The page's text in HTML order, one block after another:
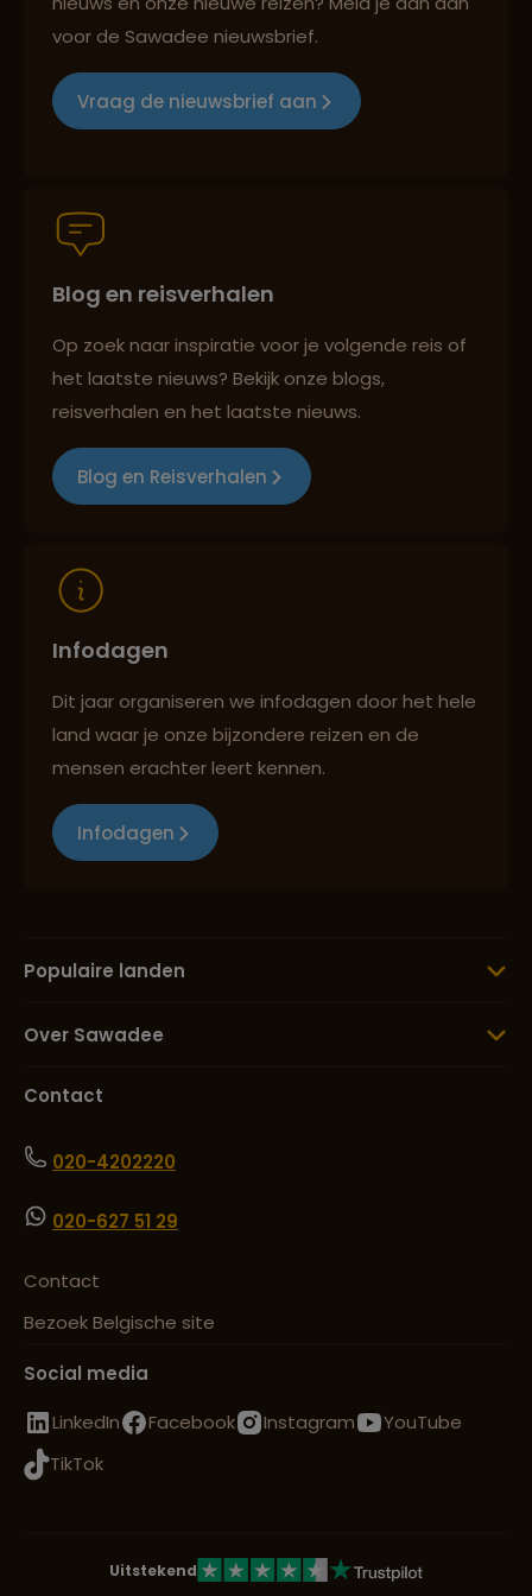
Lees meer over Salvador
Lees meer over São Paulo
Groepsreizen mét indivuele vrijheid
Best beoordeelde reisroutes
Reizen met oog voor mens, cultuur en milieu
voor de Sawadee nieuwsbrief.
Vraag de nieuwsbrief aan
Blog en reisverhalen
Op zoek naar inspiratie voor je volgende reis of
het laatste nieuws? Bekijk onze blogs,
reisverhalen en het laatste nieuws.
Blog en Reisverhalen
Infodagen
Dit jaar organiseren we infodagen door het hele
land waar je onze bijzondere reizen en de
mensen erachter leert kennen.
Infodagen
Populaire landen
Over Sawadee
Contact
020-4202220
020-627 51 29
Contact
Bezoek Belgische site
Social media
LinkedIn
Facebook Instagram
YouTube
TikTok
Uitstekend